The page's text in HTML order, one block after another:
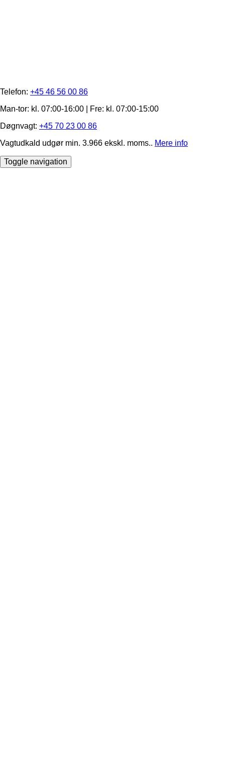
Telefon: +45 46 56 00 86
Man-tor: kl. 07:00-16:00 | Fre: ​kl. 07:00-15​:00
Døgnvagt: +45 70 23 00 86
Vagtudkald udgør min. 3.966 ekskl. moms.. Mere info
Toggle navigation